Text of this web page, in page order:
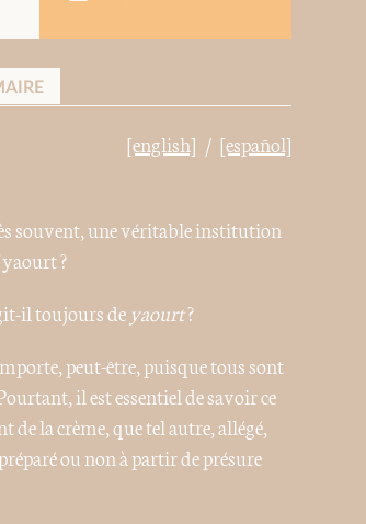
[english] [español]
souvent, une véritable institution
?
il toujours de yaourt?
peut-être, puisque tous sont
il est essentiel de savoir ce
de la crème, que tel autre, allégé,
ou non à partir de présure